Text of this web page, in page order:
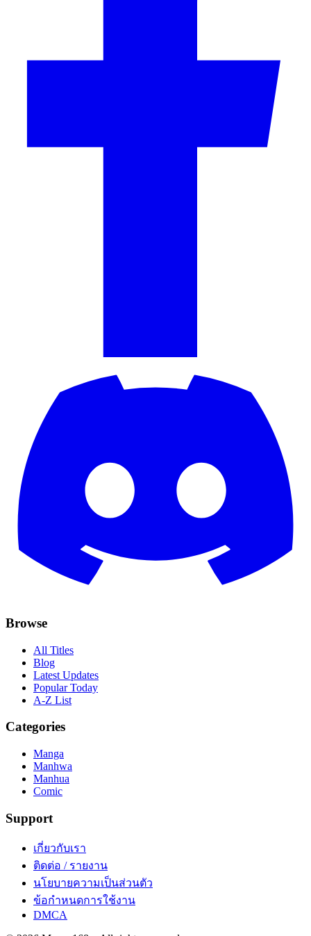
Browse
All Titles
Blog
Latest Updates
Popular Today
A-Z List
Categories
Manga
Manhwa
Manhua
Comic
Support
เกี่ยวกับเรา
ติดต่อ / รายงาน
นโยบายความเป็นส่วนตัว
ข้อกำหนดการใช้งาน
DMCA